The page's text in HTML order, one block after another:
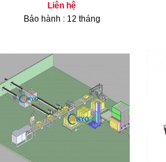
Liên hệ
Bảo hành : 12 tháng